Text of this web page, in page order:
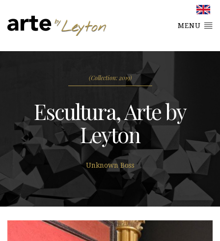
MENU
(Collection: 2019)
Escultura, Arte by
Leyton
Unknown Boss